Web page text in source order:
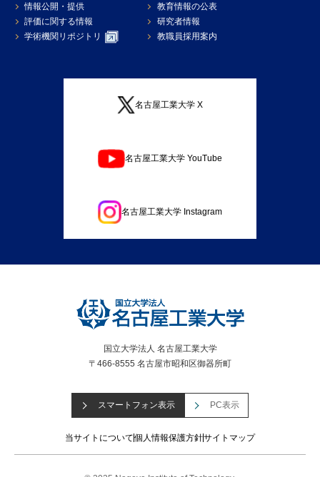
情報公開・提供
教育情報の公表
評価に関する情報
研究者情報
学術機関リポジトリ
教職員採用案内
名古屋工業大学 X
名古屋工業大学 YouTube
名古屋工業大学 Instagram
国立大学法人 名古屋工業大学
〒466-8555 名古屋市昭和区御器所町
スマートフォン表示 PC表示
当サイトについて個人情報保護方針サイトマップ